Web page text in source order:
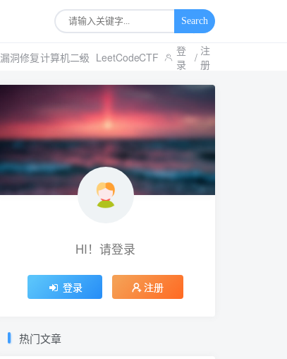
Search
漏洞修复计算机二级 LeetCodeCTF
登
录
/ 注
册
HI！请登录
登录 注册
热门文章